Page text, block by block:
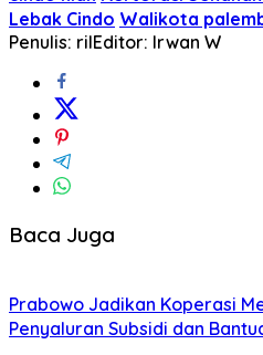
Lebak Cindo Walikota
Penulis: rilEditor: Irwan W
Baca Juga
Prabowo Jadikan Koperasi
Penyaluran Subsidi dan